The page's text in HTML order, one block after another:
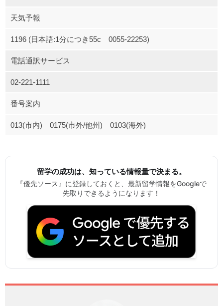
天気予報
1196 (日本語:1分につき55c 0055-22253)
電話通訳サービス
02-221-1111
番号案内
013(市内) 0175(市外/他州) 0103(海外)
留学の成功は、知っている情報量で決まる。
『優先ソース』に登録しておくと、最新留学情報をGoogleで
先取りできるようになります！